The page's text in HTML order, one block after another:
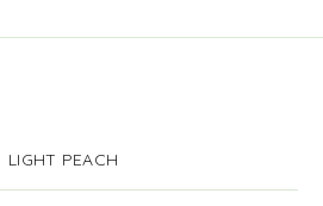
LIGHT PEACH